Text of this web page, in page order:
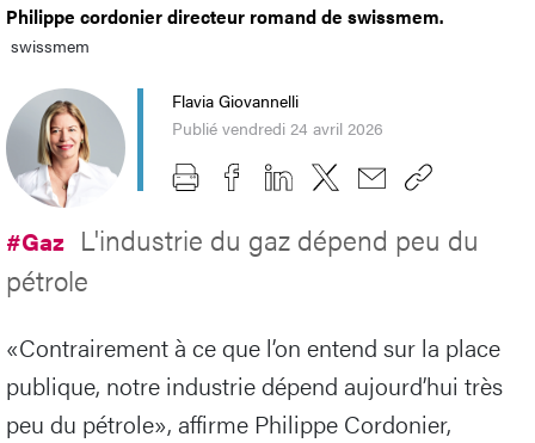
Philippe cordonier directeur romand de swissmem.
swissmem
Flavia Giovannelli
Publié vendredi 24 avril 2026
#Gaz L'industrie du gaz dépend peu du
pétrole
«Contrairement à ce que l’on entend sur la place
publique, notre industrie dépend aujourd’hui très
peu du pétrole», affirme Philippe Cordonier,